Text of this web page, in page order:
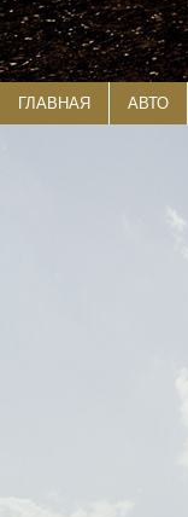
ГЛАВНАЯ АВТО